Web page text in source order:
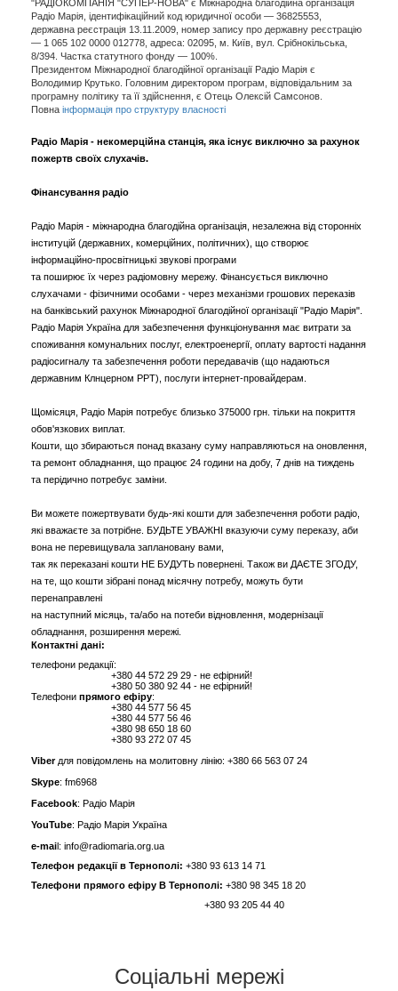
"РАДІОКОМПАНІЯ "СУПЕР-НОВА" є Міжнародна благодійна організація
Радіо Марія, ідентифікаційний код юридичної особи — 36825553,
державна реєстрація 13.11.2009, номер запису про державну реєстрацію
— 1 065 102 0000 012778, адреса: 02095, м. Київ, вул. Срібнокільська,
8/394. Частка статутного фонду — 100%.
Президентом Міжнародної благодійної організації Радіо Марія є
Володимир Крутько. Головним директором програм, відповідальним за
програмну політику та її здійснення, є Отець Олексій Самсонов.
Повна інформація про структуру власності
Радіо Марія - некомерційна станція, яка існує виключно за рахунок
пожертв своїх слухачів.
Фінансування радіо
Радіо Марія - міжнародна благодійна організація, незалежна від сторонніх
інституцій (державних, комерційних, політичних), що створює
інформаційно-просвітницькі звукові програми
та поширює їх через радіомовну мережу. Фінансується виключно
слухачами - фізичними особами - через механізми грошових переказів
на банківський рахунок Міжнародної благодійної організації "Радіо Марія".
Радіо Марія Україна для забезпечення функціонування має витрати за
споживання комунальних послуг, електроенергії, оплату вартості надання
радіосигналу та забезпечення роботи передавачів (що надаються
державним Клнцерном РРТ), послуги інтернет-провайдерам.
Щомісяця, Радіо Марія потребує близько 375000 грн. тільки на покриття
обов'язкових виплат.
Кошти, що збираються понад вказану суму направляються на оновлення,
та ремонт обладнання, що працює 24 години на добу, 7 днів на тиждень
та перідично потребує заміни.
Ви можете пожертвувати будь-які кошти для забезпечення роботи радіо,
які вважаєте за потрібне. БУДЬТЕ УВАЖНІ вказуючи суму переказу, аби
вона не перевищувала заплановану вами,
так як переказані кошти НЕ БУДУТЬ повернені. Також ви ДАЄТЕ ЗГОДУ,
на те, що кошти зібрані понад місячну потребу, можуть бути
перенаправлені
на наступний місяць, та/або на потеби відновлення, модернізації
обладнання, розширення мережі.
Контактні дані:
телефони редакції:
+380 44 572 29 29 - не ефірний!
+380 50 380 92 44 - не ефірний!
Телефони прямого eфіру:
+380 44 577 56 45
+380 44 577 56 46
+380 98 650 18 60
+380 93 272 07 45
Viberдля повідомлень на молитовну лінію: +380 66 563 07 24
Skype: fm6968
Facebook: Радіо Марія
YouTube: Радіо Марія Україна
e-mail: info@radiomaria.org.ua
Телефон редакції в Тернополі: +380 93 613 14 71
Телефони прямого ефіру В Тернополі: +380 98 345 18 20
+380 93 205 44 40
Соціальні мережі